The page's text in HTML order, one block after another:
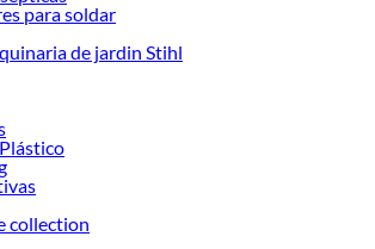
lo necesario para tus proyectos de renovación y
haz tus ideas realidad!
para soldar
de jardin Stihl
collection